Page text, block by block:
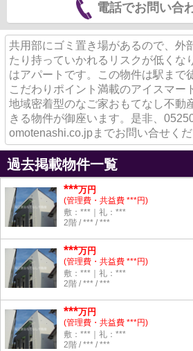
電話でお問い合
共用部にゴミ置き場があるので、外
たり持っていかれるリスクが低くな
はアパートです。この物件は駅まで
こだわりポイント満載のアイスマー
地域密着型のなご家おもてなし不動
きる物件が御座います。是非、
omotenashi.co.jpまでお問い合せくだ
過去掲載物件一覧
***万円
(管理費・共益費 ***円)
敷：***｜礼：***
2階 / *** / ***
***万円
(管理費・共益費 ***円)
敷：***｜礼：***
2階 / *** / ***
***万円
(管理費・共益費 ***円)
敷：***｜礼：***
2階 / *** / ***